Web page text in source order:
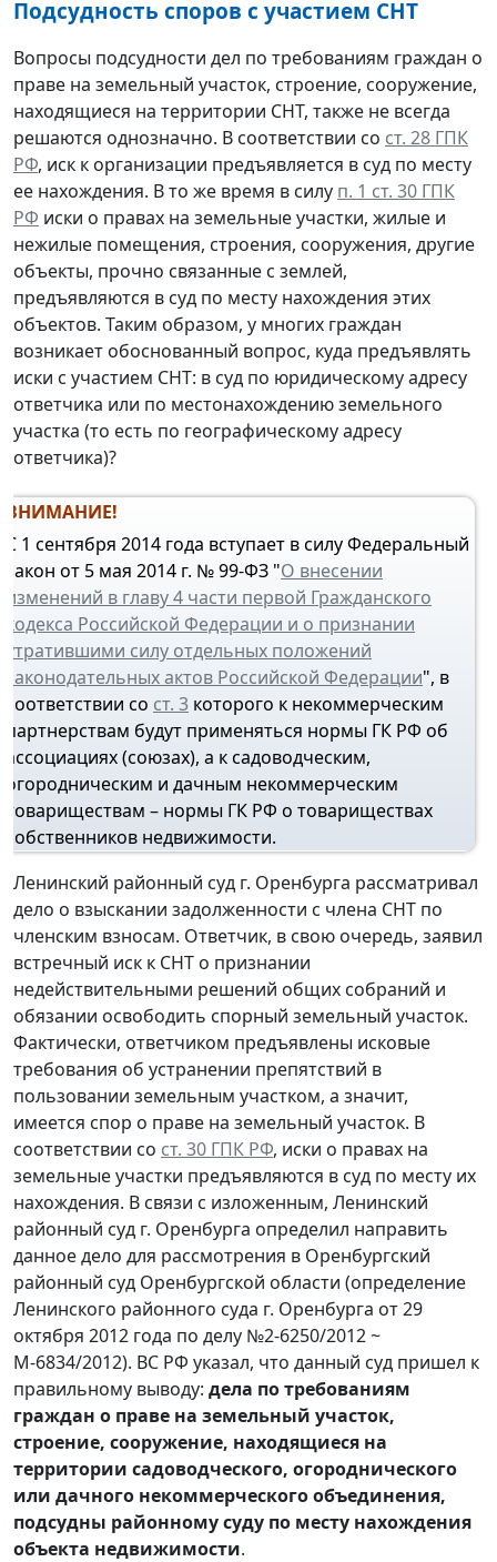
Подсудность споров с участием СНТ
Вопросы подсудности дел по требованиям граждан о
праве на земельный участок, строение, сооружение,
находящиеся на территории СНТ, также не всегда
решаются однозначно. В соответствии со ст. 28 ГПК
РФ, иск к организации предъявляется в суд по месту
ее нахождения. В то же время в силу п. 1 ст. 30 ГПК
РФ иски о правах на земельные участки, жилые и
нежилые помещения, строения, сооружения, другие
объекты, прочно связанные с землей,
предъявляются в суд по месту нахождения этих
объектов. Таким образом, у многих граждан
возникает обоснованный вопрос, куда предъявлять
иски с участием СНТ: в суд по юридическому адресу
ответчика или по местонахождению земельного
участка (то есть по географическому адресу
ответчика)?
ВНИМАНИЕ!
С 1 сентября 2014 года вступает в силу Федеральный
закон от 5 мая 2014 г. № 99-ФЗ "О внесении
изменений в главу 4 части первой Гражданского
кодекса Российской Федерации и о признании
утратившими силу отдельных положений
законодательных актов Российской Федерации", в
соответствии со ст. 3 которого к некоммерческим
партнерствам будут применяться нормы ГК РФ об
ассоциациях (союзах), а к садоводческим,
огородническим и дачным некоммерческим
товариществам – нормы ГК РФ о товариществах
собственников недвижимости.
Ленинский районный суд г. Оренбурга рассматривал
дело о взыскании задолженности с члена СНТ по
членским взносам. Ответчик, в свою очередь, заявил
встречный иск к СНТ о признании
недействительными решений общих собраний и
обязании освободить спорный земельный участок.
Фактически, ответчиком предъявлены исковые
требования об устранении препятствий в
пользовании земельным участком, а значит,
имеется спор о праве на земельный участок. В
соответствии со ст. 30 ГПК РФ, иски о правах на
земельные участки предъявляются в суд по месту их
нахождения. В связи с изложенным, Ленинский
районный суд г. Оренбурга определил направить
данное дело для рассмотрения в Оренбургский
районный суд Оренбургской области (определение
Ленинского районного суда г. Оренбурга от 29
октября 2012 года по делу №2-6250/2012 ~
М-6834/2012). ВС РФ указал, что данный суд пришел к
правильному выводу: дела по требованиям
граждан о праве на земельный участок,
строение, сооружение, находящиеся на
территории садоводческого, огороднического
или дачного некоммерческого объединения,
подсудны районному суду по месту нахождения
объекта недвижимости.